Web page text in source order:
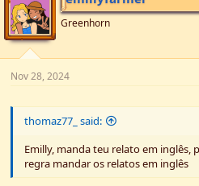
Greenhorn
Nov 28, 2024
thomaz77_ said:
Emilly, manda teu relato em inglês,
regra mandar os relatos em inglês